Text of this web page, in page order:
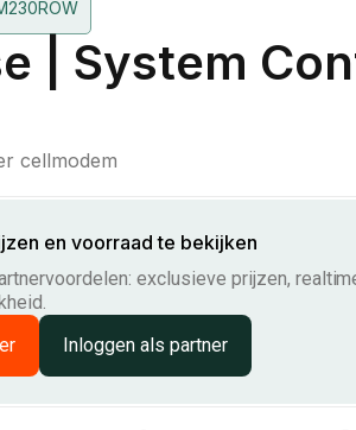
| System
cellmodem
en voorraad te bekijken
exclusieve prijzen,
Inloggen als partner